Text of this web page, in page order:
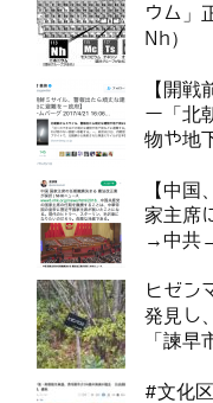
ウム」
Nh）
【開
ー「北
物や地
【中
家主席
→中共
ヒゼン
発見し
「諫早
#文化